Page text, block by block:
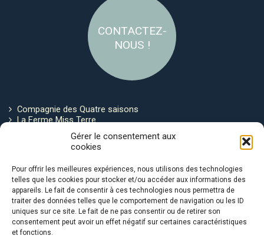
Gérer le consentement aux
cookies
Pour offrir les meilleures expériences, nous utilisons des technologies
telles que les cookies pour stocker et/ou accéder aux informations des
appareils. Le fait de consentir à ces technologies nous permettra de
traiter des données telles que le comportement de navigation ou les ID
uniques sur ce site. Le fait de ne pas consentir ou de retirer son
consentement peut avoir un effet négatif sur certaines caractéristiques
et fonctions.
CONTACTEZ-
NOUS !
Compagnie des Quatre saisons
La Ferme Miss Terre
Politique de cookies